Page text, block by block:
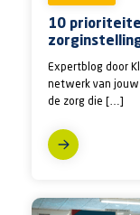
10
Expertblog door
netwerk van
de zorg die […]